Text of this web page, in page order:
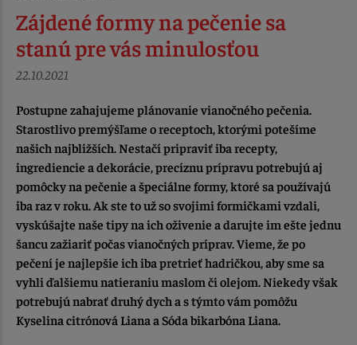
Zájdené formy na pečenie sa
stanú pre vás minulosťou
22.10.2021
Postupne zahajujeme plánovanie vianočného pečenia.
Starostlivo premýšľame o receptoch, ktorými potešíme
našich najbližších. Nestačí pripraviť iba recepty,
ingrediencie a dekorácie, precíznu prípravu potrebujú aj
pomôcky na pečenie a špeciálne formy, ktoré sa používajú
iba raz v roku. Ak ste to už so svojimi formičkami vzdali,
vyskúšajte naše tipy na ich oživenie a darujte im ešte jednu
šancu zažiariť počas vianočných príprav. Vieme, že po
pečení je najlepšie ich iba pretrieť hadričkou, aby sme sa
vyhli ďalšiemu natieraniu maslom či olejom. Niekedy však
potrebujú nabrať druhý dych a s týmto vám pomôžu
Kyselina citrónová Liana a Sóda bikarbóna Liana.